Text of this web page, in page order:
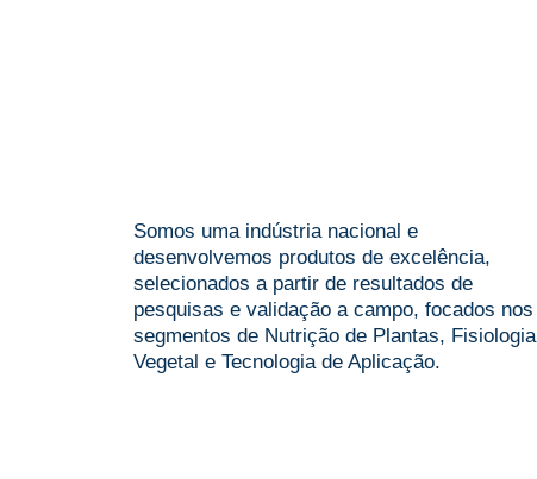
Somos uma indústria nacional e
desenvolvemos produtos de excelência,
selecionados a partir de resultados de
pesquisas e validação a campo, focados nos
segmentos de Nutrição de Plantas, Fisiologia
Vegetal e Tecnologia de Aplicação.